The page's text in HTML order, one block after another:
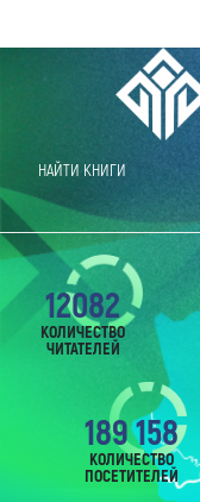
НАЙТИ КНИГИ
12082
КОЛИЧЕСТВО
ЧИТАТЕЛЕЙ
189 158
КОЛИЧЕСТВО
ПОСЕТИТЕЛЕЙ